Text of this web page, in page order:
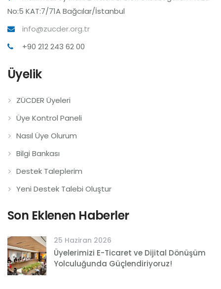
No:5 KAT:7/71A Bağcılar/İstanbul
info@zucder.org.tr
+90 212 243 62 00
Üyelik
ZÜCDER Üyeleri
Üye Kontrol Paneli
Nasıl Üye Olurum
Bilgi Bankası
Destek Taleplerim
Yeni Destek Talebi Oluştur
Son Eklenen Haberler
25 Haziran 2026
Üyelerimizi E-Ticaret ve Dijital Dönüşüm
Yolculuğunda Güçlendiriyoruz!